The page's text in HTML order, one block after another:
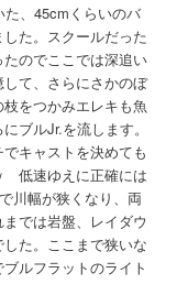
、45cmくらいのバ
た。スクールだった
のでここでは深追い
て、さらにさかのぼ
をつかみエレキも魚
ブルJr.を流します。
キャストを決めても
低速ゆえに正確には
川幅が狭くなり、両
では岩盤、レイダウ
た。ここまで狭いな
ルフラットのライト